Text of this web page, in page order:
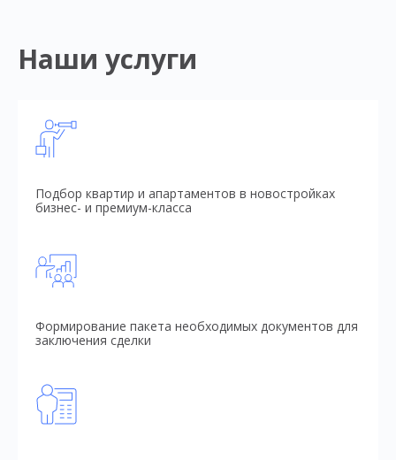
Наши услуги
Подбор квартир и апартаментов в новостройках
бизнес- и премиум-класса
Формирование пакета необходимых документов для
заключения сделки